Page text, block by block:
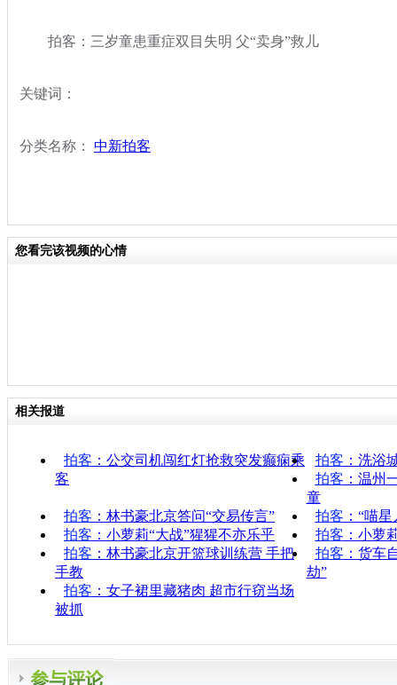
拍客：三岁童患重症双目失明 父“卖身”救儿
关键词：
分类名称： 中新拍客
您看完该视频的心情
相关报道
拍客 ：公交司机闯红灯抢救突发癫痫乘
客
拍客 ：洗浴
拍客 ：温州
童
拍客 ：林书豪北京答问“交易传言” 拍客 ：“喵
拍客 ：小萝莉“大战”猩猩不亦乐乎 拍客 ：小萝
拍客 ：林书豪北京开篮球训练营 手把
手教
拍客 ：货车
劫”
拍客 ：女子裙里藏猪肉 超市行窃当场
被抓